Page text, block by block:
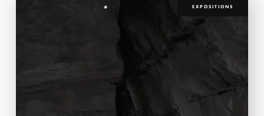
EXPOSITIONS